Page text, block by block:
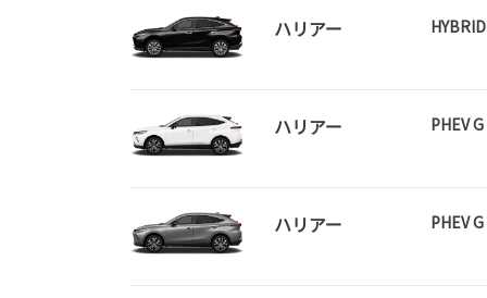
ハリアー
ハリアー PHEV G
ハリアー PHEV G